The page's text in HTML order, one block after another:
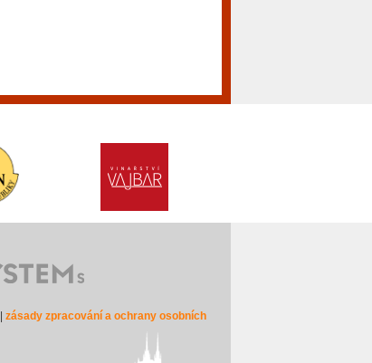
zásady zpracování a ochrany osobních